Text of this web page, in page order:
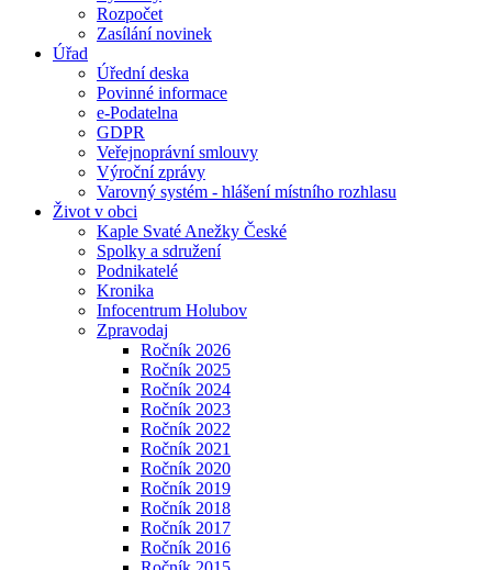
Rozpočet
Zasílání novinek
Úřad
Úřední deska
Povinné informace
e-Podatelna
GDPR
Veřejnoprávní smlouvy
Výroční zprávy
Varovný systém - hlášení místního rozhlasu
Život v obci
Kaple Svaté Anežky České
Spolky a sdružení
Podnikatelé
Kronika
Infocentrum Holubov
Zpravodaj
Ročník 2026
Ročník 2025
Ročník 2024
Ročník 2023
Ročník 2022
Ročník 2021
Ročník 2020
Ročník 2019
Ročník 2018
Ročník 2017
Ročník 2016